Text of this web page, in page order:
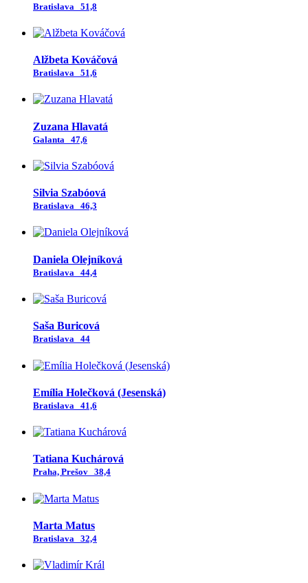
Bratislava 51,8
Alžbeta Kováčová
Bratislava 51,6
Zuzana Hlavatá
Galanta 47,6
Silvia Szabóová
Bratislava 46,3
Daniela Olejníková
Bratislava 44,4
Saša Buricová
Bratislava 44
Emília Holečková (Jesenská)
Bratislava 41,6
Tatiana Kuchárová
Praha, Prešov 38,4
Marta Matus
Bratislava 32,4